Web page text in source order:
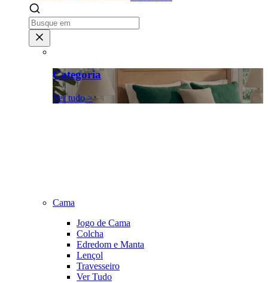
Categoria
Ver tudo >
Cama
Jogo de Cama
Colcha
Edredom e Manta
Lençol
Travesseiro
Ver Tudo